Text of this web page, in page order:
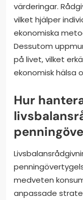
värderingar.
vilket hjälper
ekonomiska
Dessutom
på livet, vilket
ekonomisk hälsa
Hur
medveten
anpassade